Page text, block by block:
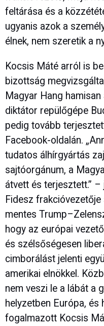
feltárása és a
ugyanis azok a
élnek, nem szeretik a
Kocsis Máté arról is
bizottság
Magyar Hang
diktátor repülőgépe
pedig tovább
Facebook-oldalán.
tudatos álhírgyártás
sajtóorgánum, a
átvett és terjesztett.”
Fidesz
mentes
hogy az európai
és szélsőségesen
cimborálást jelenti
amerikai elnökkel.
nem veszi le a lábát a
helyzetben Európa, és
fogalmazott Kocsis